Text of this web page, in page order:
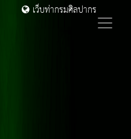
เว็บท่ากรมศิลปากร